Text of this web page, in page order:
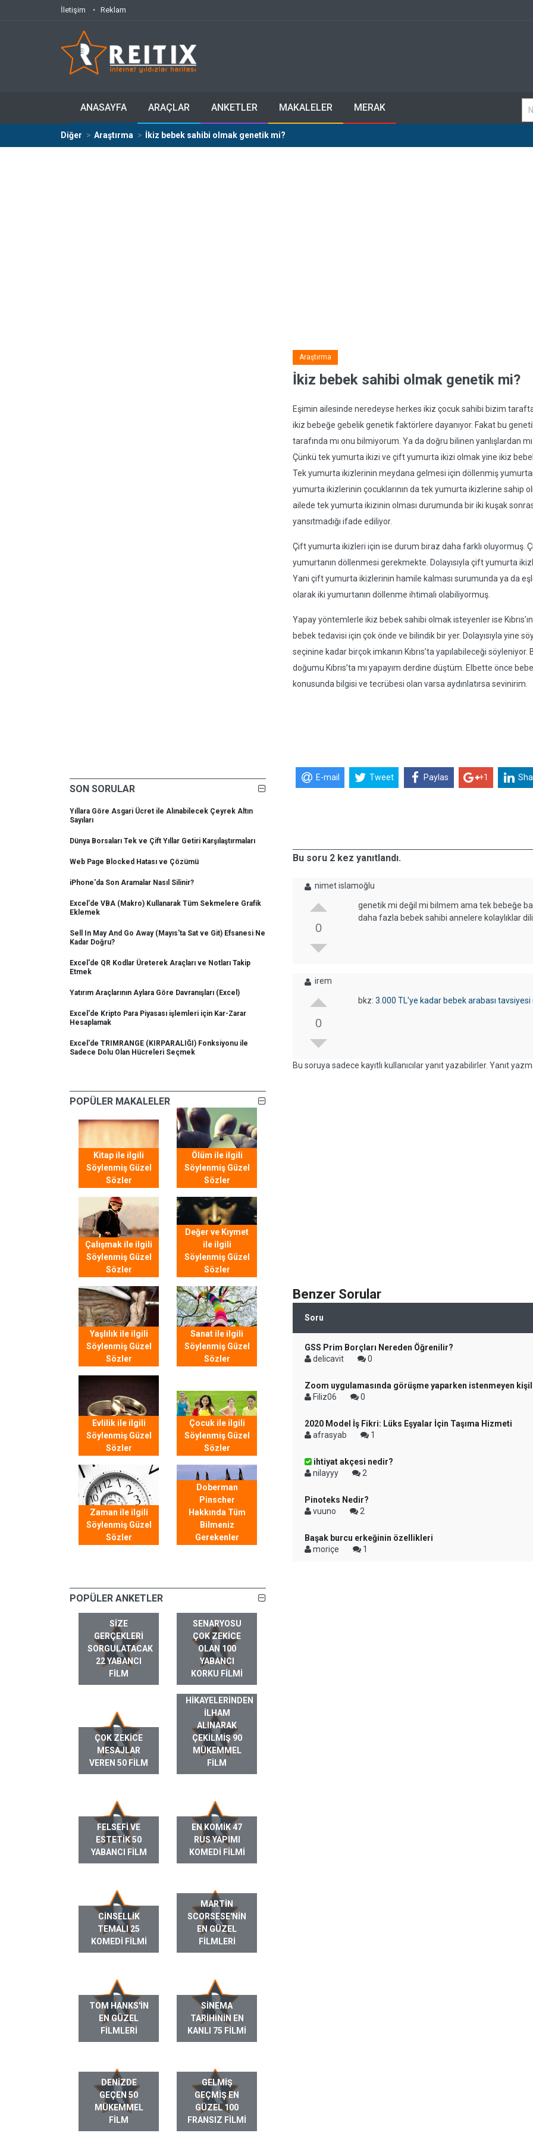
İletişim Reklam
ANASAYFA ARAÇLAR ANKETLER MAKALELER MERAK
Diğer Araştırma İkiz bebek sahibi olmak genetik mi?
SON SORULAR
Yıllara Göre Asgari Ücret ile Alınabilecek Çeyrek Altın
Sayıları
Dünya Borsaları Tek ve Çift Yıllar Getiri Karşılaştırmaları
Web Page Blocked Hatası ve Çözümü
iPhone'da Son Aramalar Nasıl Silinir?
Excel'de VBA (Makro) Kullanarak Tüm Sekmelere Grafik
Eklemek
Sell In May And Go Away (Mayıs'ta Sat ve Git) Efsanesi Ne
Kadar Doğru?
Excel'de QR Kodlar Üreterek Araçları ve Notları Takip
Etmek
Yatırım Araçlarının Aylara Göre Davranışları (Excel)
Excel'de Kripto Para Piyasası işlemleri için Kar-Zarar
Hesaplamak
Excel'de TRIMRANGE (KIRPARALIĞI) Fonksiyonu ile
Sadece Dolu Olan Hücreleri Seçmek
POPÜLER MAKALELER
Kitap ile ilgili
Söylenmiş Güzel
Sözler
Ölüm ile ilgili
Söylenmiş Güzel
Sözler
Çalışmak ile ilgili
Söylenmiş Güzel
Sözler
Değer ve Kıymet
ile ilgili
Söylenmiş Güzel
Sözler
Yaşlılık ile ilgili
Söylenmiş Güzel
Sözler
Sanat ile ilgili
Söylenmiş Güzel
Sözler
Evlilik ile ilgili
Söylenmiş Güzel
Sözler
Çocuk ile ilgili
Söylenmiş Güzel
Sözler
Zaman ile ilgili
Söylenmiş Güzel
Sözler
Doberman
Pinscher
Hakkında Tüm
Bilmeniz
Gerekenler
POPÜLER ANKETLER
SIZE
GERÇEKLERI
SORGULATACAK
22 YABANCI
FILM
SENARYOSU
ÇOK ZEKICE
OLAN 100
YABANCI
KORKU FILMI
ÇOK ZEKICE
MESAJLAR
VEREN 50 FILM
GERÇEK HAYAT
HIKAYELERINDEN
ILHAM
ALINARAK
ÇEKILMIŞ 90
MÜKEMMEL
FILM
FELSEFI VE
ESTETIK 50
YABANCI FILM
EN KOMIK 47
RUS YAPIMI
KOMEDI FILMI
CINSELLIK
TEMALI 25
KOMEDI FILMI
MARTIN
SCORSESE'NIN
EN GÜZEL
FILMLERI
TOM HANKS'IN
EN GÜZEL
FILMLERI
SINEMA
TARIHININ EN
KANLI 75 FILMI
DENIZDE
GEÇEN 50
MÜKEMMEL
FILM
GELMIŞ
GEÇMIŞ EN
GÜZEL 100
FRANSIZ FILMI
Araştırma
İkiz bebek sahibi olmak genetik mi?
Eşimin ailesinde neredeyse herkes ikiz çocuk sahibi bizim
ikiz bebeğe gebelik genetik faktörlere dayanıyor. Fakat bu
tarafında mı onu bilmiyorum. Ya da doğru bilinen yanlışlardan
Çünkü tek yumurta ikizi ve çift yumurta ikizi olmak yine ikiz
Tek yumurta ikizlerinin meydana gelmesi için döllenmiş
yumurta ikizlerinin çocuklarının da tek yumurta ikizlerine sahip
ailede tek yumurta ikizinin olması durumunda bir iki kuşak
yansıtmadığı ifade ediliyor.
Çift yumurta ikizleri için ise durum biraz daha farklı oluyormuş.
yumurtanın döllenmesi gerekmekte. Dolayısıyla çift yumurta
Yani çift yumurta ikizlerinin hamile kalması surumunda ya da
olarak iki yumurtanın döllenme ihtimali olabiliyormuş.
Yapay yöntemlerle ikiz bebek sahibi olmak isteyenler ise
bebek tedavisi için çok önde ve bilindik bir yer. Dolayısıyla yine
seçinine kadar birçok imkanın Kıbrıs’ta yapılabileceği
doğumu Kıbrıs’ta mı yapayım derdine düştüm. Elbette önce
konusunda bilgisi ve tecrübesi olan varsa aydınlatırsa sevinirim.
E-mail Tweet Paylas +1
Bu soru 2 kez yanıtlandı.
nimet islamoğlu
0
genetik mi değil mi bilmem ama tek bebeğe
daha fazla bebek sahibi annelere kolaylıklar
irem
0
bkz:3.000 TL'ye kadar bebek arabası tavsiyesi
Bu soruya sadece kayıtlı kullanıcılar yanıt yazabilirler. Yanıt
Benzer Sorular
Soru
GSS Prim Borçları Nereden Öğrenilir?
delicavit
0
Zoom uygulamasında görüşme yaparken istenmeyen
Filiz06
0
2020 Model İş Fikri: Lüks Eşyalar İçin Taşıma Hizmeti
afrasyab
1
ihtiyat akçesi nedir?
nilayyy
2
Pinoteks Nedir?
vuuno
2
Başak burcu erkeğinin özellikleri
moriçe
1